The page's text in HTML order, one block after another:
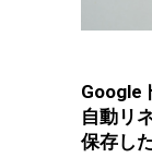
Google
自動リ
保存し